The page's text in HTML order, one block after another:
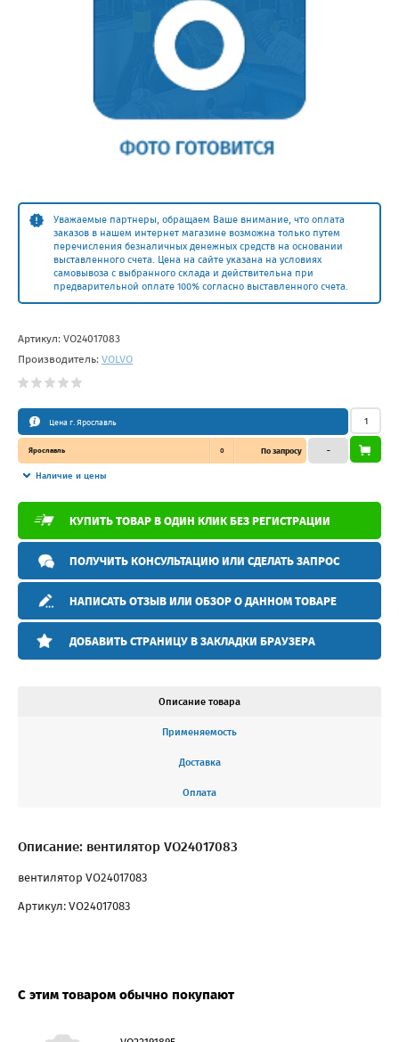
Уважаемые партнеры, обращаем Ваше внимание, что оплата
заказов в нашем интернет магазине возможна только путем
перечисления безналичных денежных средств на основании
выставленного счета. Цена на сайте указана на условиях
самовывоза с выбранного склада и действительна при
предварительной оплате 100% согласно выставленного счета.
Артикул: VO24017083
Производитель: VOLVO
Цена г. Ярославль
Ярославль 0 По запросу
Наличие и цены
–
КУПИТЬ ТОВАР В ОДИН КЛИК БЕЗ РЕГИСТРАЦИИ
ПОЛУЧИТЬ КОНСУЛЬТАЦИЮ ИЛИ СДЕЛАТЬ ЗАПРОС
НАПИСАТЬ ОТЗЫВ ИЛИ ОБЗОР О ДАННОМ ТОВАРЕ
ДОБАВИТЬ СТРАНИЦУ В ЗАКЛАДКИ БРАУЗЕРА
Описание товара
Применяемость
Доставка
Оплата
Описание: вентилятор VO24017083
вентилятор VO24017083
Артикул: VO24017083
С этим товаром обычно покупают